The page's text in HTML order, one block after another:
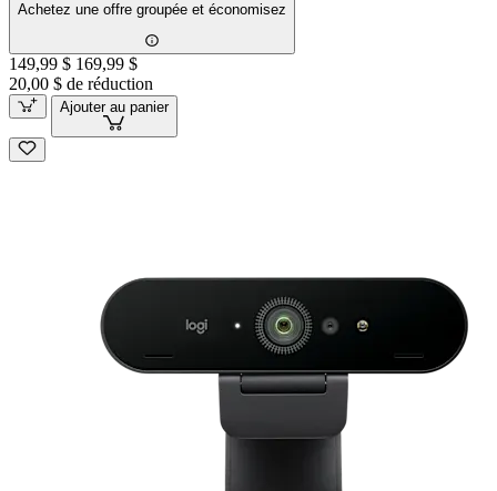
Achetez une offre groupée et économisez
149,99 $ 169,99 $
20,00 $ de réduction
Ajouter au panier